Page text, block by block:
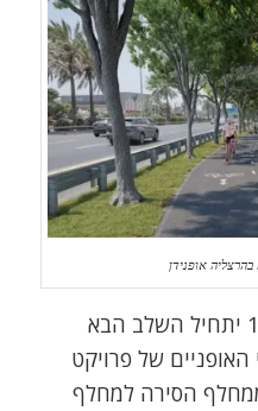
אופנידן
החל מיום ראשון, 12.3.2023 יתחיל השלב הבא
של פרויקט
הסירה למחלף